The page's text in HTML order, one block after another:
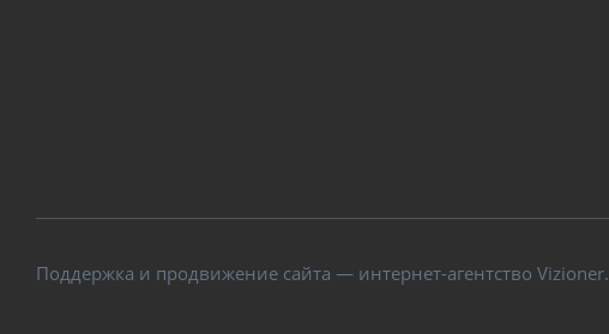
Поддержка и продвижение сайта — интернет-агентство Vizioner.